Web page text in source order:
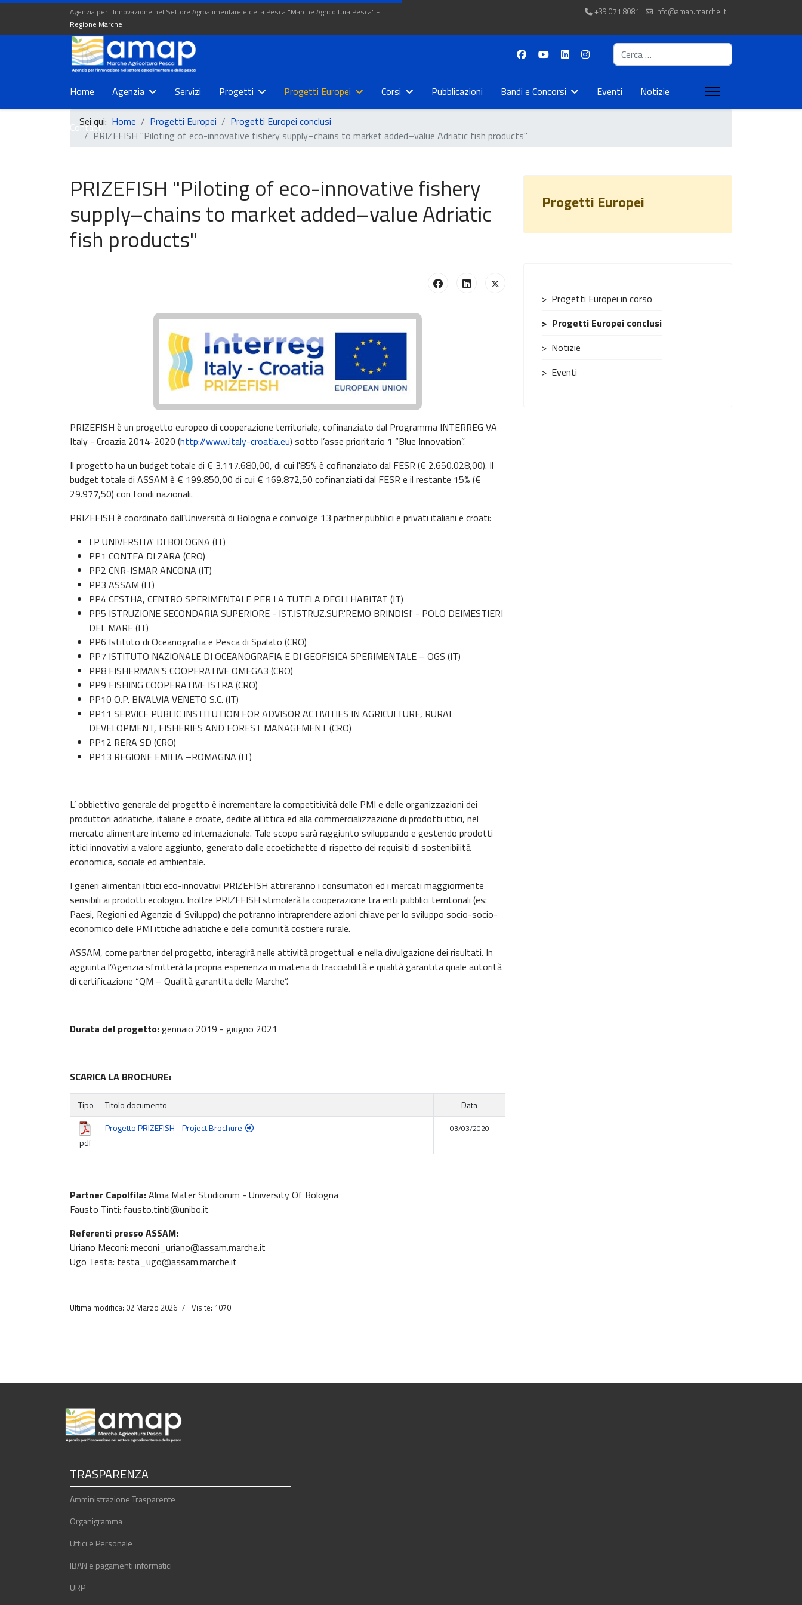
Agenzia per l'Innovazione nel Settore Agroalimentare e della Pesca "Marche Agricoltura Pesca" -
Regione Marche
+39 071 8081 info@amap.marche.it
Cerca
Home Agenzia Servizi Progetti Progetti Europei Corsi Pubblicazioni Bandi e Concorsi Eventi Notizie
Contatti
Sei qui: Home Progetti Europei
Progetti Europei conclusi
PRIZEFISH "Piloting of eco-innovative fishery supply–chains to market added–value Adriatic fish products"
PRIZEFISH "Piloting of eco-innovative fishery
supply–chains to market added–value Adriatic
fish products"
PRIZEFISH è un progetto europeo di cooperazione territoriale, cofinanziato dal Programma INTERREG VA
Italy - Croazia 2014-2020 (http://www.italy-croatia.eu) sotto l’asse prioritario 1 “Blue Innovation”.
Il progetto ha un budget totale di € 3.117.680,00, di cui l'85% è cofinanziato dal FESR (€ 2.650.028,00). Il
budget totale di ASSAM è € 199.850,00 di cui € 169.872,50 cofinanziati dal FESR e il restante 15% (€
29.977,50) con fondi nazionali.
PRIZEFISH è coordinato dall’Università di Bologna e coinvolge 13 partner pubblici e privati italiani e croati:
LP UNIVERSITA' DI BOLOGNA (IT)
PP1 CONTEA DI ZARA (CRO)
PP2 CNR-ISMAR ANCONA (IT)
PP3 ASSAM (IT)
PP4 CESTHA, CENTRO SPERIMENTALE PER LA TUTELA DEGLI HABITAT (IT)
PP5 ISTRUZIONE SECONDARIA SUPERIORE - IST.ISTRUZ.SUP.'REMO BRINDISI' - POLO DEIMESTIERI
DEL MARE (IT)
PP6 Istituto di Oceanografia e Pesca di Spalato (CRO)
PP7 ISTITUTO NAZIONALE DI OCEANOGRAFIA E DI GEOFISICA SPERIMENTALE – OGS (IT)
PP8 FISHERMAN’S COOPERATIVE OMEGA3 (CRO)
PP9 FISHING COOPERATIVE ISTRA (CRO)
PP10 O.P. BIVALVIA VENETO S.C. (IT)
PP11 SERVICE PUBLIC INSTITUTION FOR ADVISOR ACTIVITIES IN AGRICULTURE, RURAL
DEVELOPMENT, FISHERIES AND FOREST MANAGEMENT (CRO)
PP12 RERA SD (CRO)
PP13 REGIONE EMILIA –ROMAGNA (IT)
L’ obbiettivo generale del progetto è incrementare la competitività delle PMI e delle organizzazioni dei
produttori adriatiche, italiane e croate, dedite all’ittica ed alla commercializzazione di prodotti ittici, nel
mercato alimentare interno ed internazionale. Tale scopo sarà raggiunto sviluppando e gestendo prodotti
ittici innovativi a valore aggiunto, generato dalle ecoetichette di rispetto dei requisiti di sostenibilità
economica, sociale ed ambientale.
I generi alimentari ittici eco-innovativi PRIZEFISH attireranno i consumatori ed i mercati maggiormente
sensibili ai prodotti ecologici. Inoltre PRIZEFISH stimolerà la cooperazione tra enti pubblici territoriali (es:
Paesi, Regioni ed Agenzie di Sviluppo) che potranno intraprendere azioni chiave per lo sviluppo socio-socio-
economico delle PMI ittiche adriatiche e delle comunità costiere rurale.
ASSAM, come partner del progetto, interagirà nelle attività progettuali e nella divulgazione dei risultati. In
aggiunta l’Agenzia sfrutterà la propria esperienza in materia di tracciabilità e qualità garantita quale autorità
di certificazione “QM – Qualità garantita delle Marche”.
Durata del progetto:gennaio 2019 - giugno 2021
SCARICA LA BROCHURE:
Tipo Titolo documento Data
pdf
Progetto PRIZEFISH - Project Brochure 03/03/2020
Partner Capolfila:Alma Mater Studiorum - University Of Bologna
Fausto Tinti: fausto.tinti@unibo.it
Referenti presso ASSAM:
Uriano Meconi: meconi_uriano@assam.marche.it
Ugo Testa: testa_ugo@assam.marche.it
Ultima modifica: 02 Marzo 2026 Visite: 1070
Progetti Europei
Progetti Europei in corso
Progetti Europei conclusi
Notizie
Eventi
TRASPARENZA
Amministrazione Trasparente
Organigramma
Uffici e Personale
IBAN e pagamenti informatici
URP